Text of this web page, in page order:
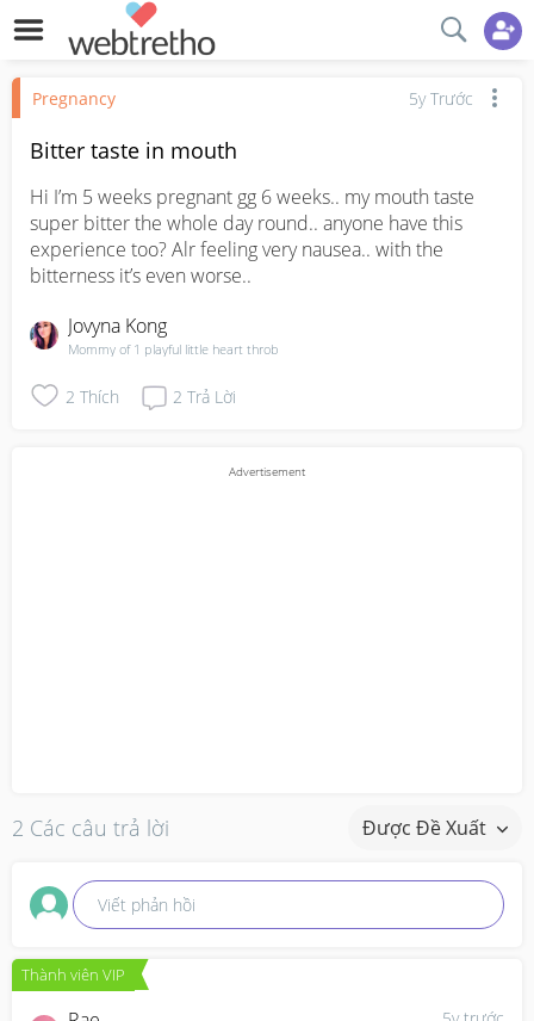
Pregnancy 5y Trước
Bitter taste in mouth
Hi I’m 5 weeks pregnant gg 6 weeks.. my mouth taste
super bitter the whole day round.. anyone have this
experience too? Alr feeling very nausea.. with the
bitterness it’s even worse..
Jovyna Kong
Mommy of 1 playful little heart throb
2 Thích 2 Trả Lời
2 Các câu trả lời Được Đề Xuất
Viết phản hồi
Thành viên VIP